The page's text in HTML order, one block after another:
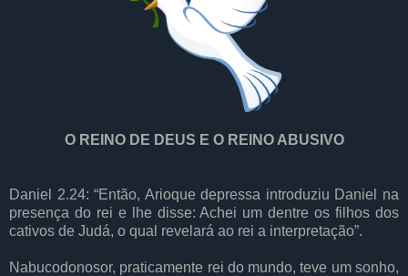
O REINO DE DEUS E O REINO ABUSIVO
Daniel 2.24: “Então, Arioque depressa introduziu Daniel na
presença do rei e lhe disse: Achei um dentre os filhos dos
cativos de Judá, o qual revelará ao rei a interpretação”.
Nabucodonosor, praticamente rei do mundo, teve um sonho,